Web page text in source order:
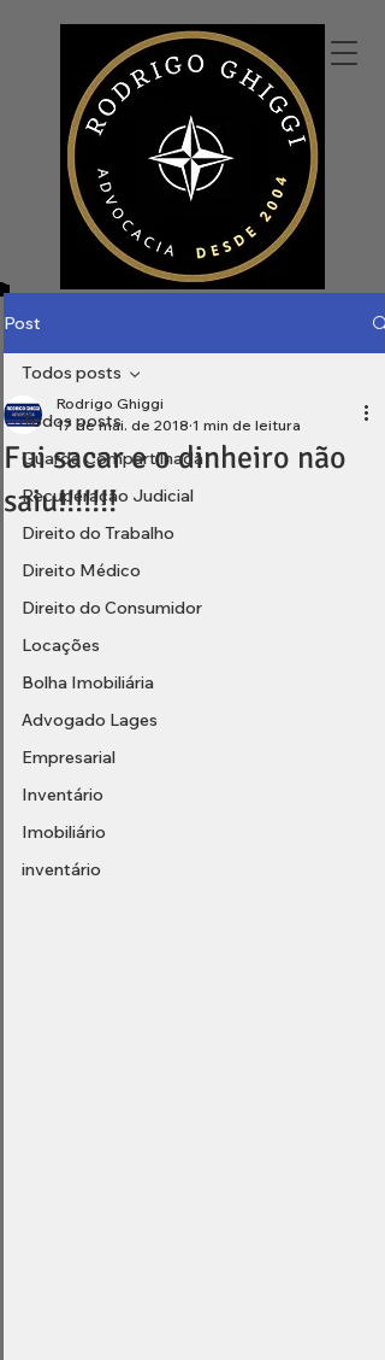
Post
Todos posts
Guarda Compartilhada
Recuperação Judicial
Direito do Trabalho
Direito Médico
Direito do Consumidor
Locações
Bolha Imobiliária
Advogado Lages
Empresarial
Inventário
Imobiliário
inventário
Todos posts
Fui sacar e o dinheiro não
saiu!!!!!!!
Rodrigo Ghiggi
17 de mai. de 2018 1 min de leitura